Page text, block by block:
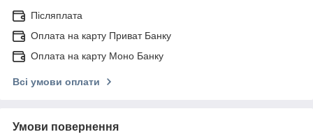
Післяплата
Оплата на карту Приват Банку
Оплата на карту Моно Банку
Всі умови оплати
Умови повернення